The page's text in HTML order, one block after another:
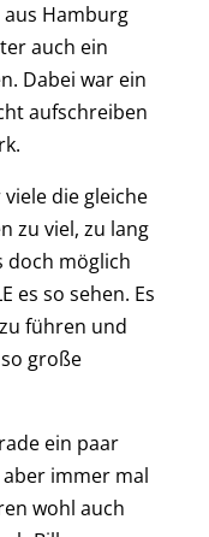
aus Hamburg
auch ein
Dabei war ein
aufschreiben
die gleiche
zu viel, zu lang
doch möglich
es so sehen. Es
führen und
große
ein paar
immer mal
wohl auch